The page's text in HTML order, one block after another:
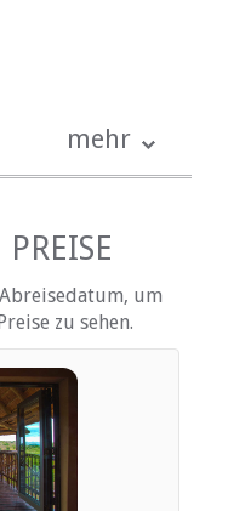
GELÄNDE
mehr
um
zu sehen.